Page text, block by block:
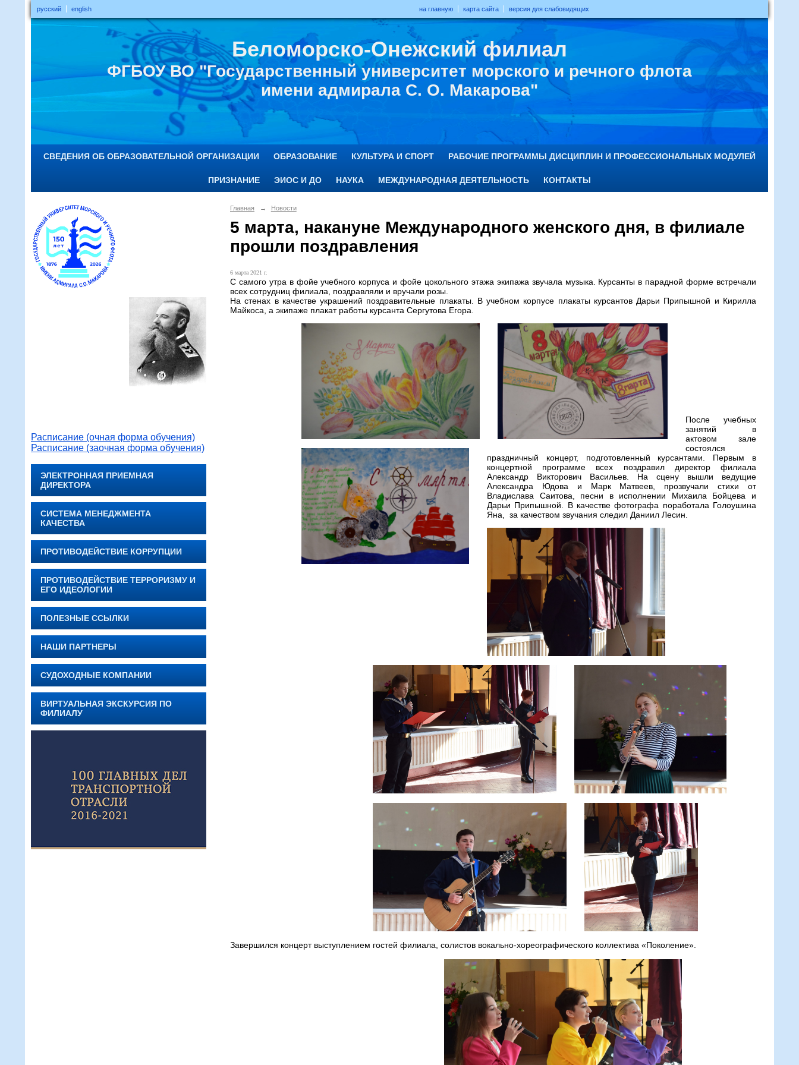
русский english на главную карта сайта версия для слабовидящих
Беломорско-Онежский филиал
ФГБОУ ВО "Государственный университет морского и речного флота
имени адмирала С. О. Макарова"
СВЕДЕНИЯ ОБ ОБРАЗОВАТЕЛЬНОЙ ОРГАНИЗАЦИИ ОБРАЗОВАНИЕ КУЛЬТУРА И СПОРТ РАБОЧИЕ ПРОГРАММЫ ДИСЦИПЛИН И ПРОФЕССИОНАЛЬНЫХ МОДУЛЕЙ
ПРИЗНАНИЕ ЭИОС И ДО НАУКА МЕЖДУНАРОДНАЯ ДЕЯТЕЛЬНОСТЬ КОНТАКТЫ
Расписание (очная форма обучения)
Расписание (заочная форма обучения)
ЭЛЕКТРОННАЯ ПРИЕМНАЯ
ДИРЕКТОРА
СИСТЕМА МЕНЕДЖМЕНТА
КАЧЕСТВА
ПРОТИВОДЕЙСТВИЕ КОРРУПЦИИ
ПРОТИВОДЕЙСТВИЕ ТЕРРОРИЗМУ И
ЕГО ИДЕОЛОГИИ
ПОЛЕЗНЫЕ ССЫЛКИ
НАШИ ПАРТНЕРЫ
СУДОХОДНЫЕ КОМПАНИИ
ВИРТУАЛЬНАЯ ЭКСКУРСИЯ ПО
ФИЛИАЛУ
Главная → Новости
5 марта, накануне Международного женского дня, в филиале
прошли поздравления
6 марта 2021 г.
С самого утра в фойе учебного корпуса и фойе цокольного этажа экипажа звучала музыка. Курсанты в парадной форме встречали
всех сотрудниц филиала, поздравляли и вручали розы.
На стенах в качестве украшений поздравительные плакаты. В учебном корпусе плакаты курсантов Дарьи Припышной и Кирилла
Майкоса, а экипаже плакат работы курсанта Сергутова Егора.
После учебных
занятий в
актовом зале
состоялся
праздничный концерт, подготовленный курсантами. Первым в
концертной программе всех поздравил директор филиала
Александр Викторович Васильев. На сцену вышли ведущие
Александра Юдова и Марк Матвеев, прозвучали стихи от
Владислава Саитова, песни в исполнении Михаила Бойцева и
Дарьи Припышной. В качестве фотографа поработала Голоушина
Яна, за качеством звучания следил Даниил Лесин.
Завершился концерт выступлением гостей филиала, солистов вокально-хореографического коллектива «Поколение».